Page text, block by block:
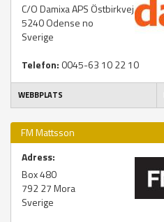
C/O Damixa APS Östbirkvej 2
5240Odense no
Sverige
Telefon: 0045-63 10 22 10
WEBBPLATS
FM Mattsson
Adress:
Box 480
792 27Mora
Sverige